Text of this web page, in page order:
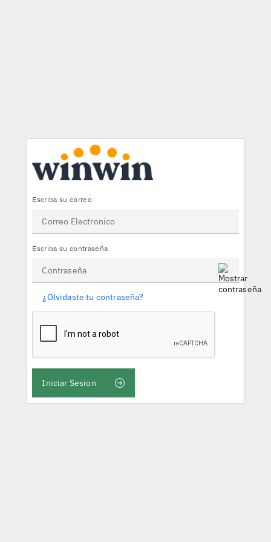
Escriba su correo
Escriba su contraseña
¿Olvidaste tu contraseña?
Iniciar Sesion